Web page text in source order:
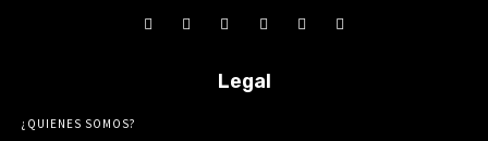
Legal
¿QUIENES SOMOS?